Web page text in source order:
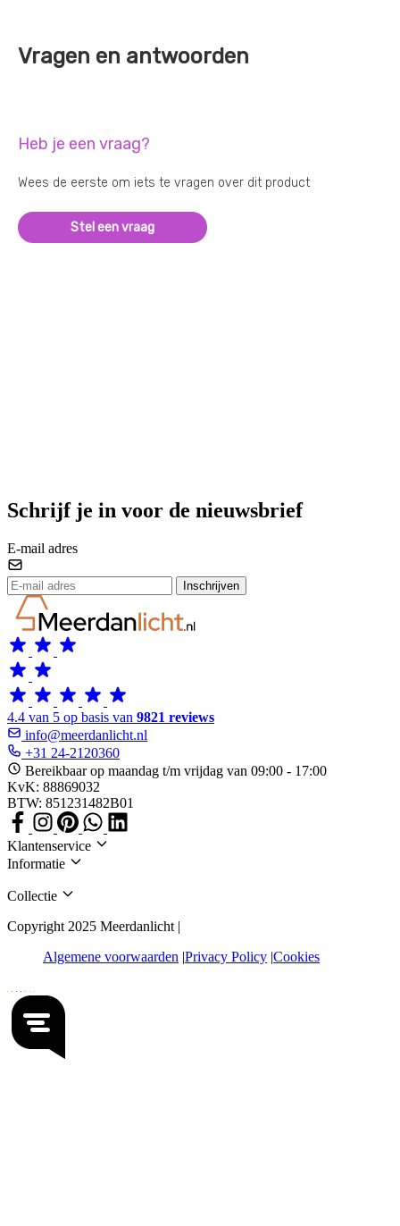
Vragen en antwoorden
Heb je een vraag?
Wees de eerste om iets te vragen over dit product
Stel een vraag
Schrijf je in voor de nieuwsbrief
E-mail adres
Inschrijven
4.4 van 5 op basis van 9821 reviews
info@meerdanlicht.nl
+31 24-2120360
Bereikbaar op maandag t/m vrijdag van 09:00 - 17:00
KvK: 88869032
BTW: 851231482B01
Klantenservice
Informatie
Collectie
Copyright 2025 Meerdanlicht |
Algemene voorwaarden Privacy Policy Cookies